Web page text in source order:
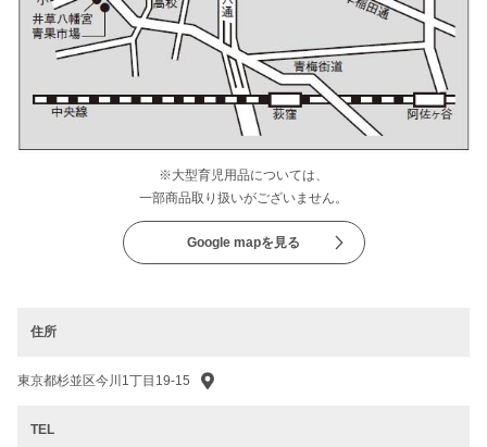
※大型育児用品については、
一部商品取り扱いがございません。
Google mapを見る
住所
東京都杉並区今川1丁目19-15
TEL